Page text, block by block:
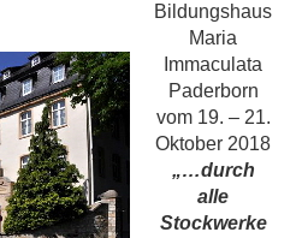
Bildungshaus
Maria
Immaculata
Paderborn
vom 19. – 21.
Oktober 2018
„…durch
alle
Stockwerke